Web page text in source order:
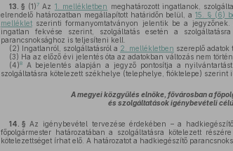
13. § (1)7 Az 1. mellékletben meghatározott ingatlanok,
elrendelő határozatban megállapított határidőn belül, a15. § (6)
mellékletszerinti formanyomtatványon jelentik be a jegyzőnek.
ingatlan fekvése szerint, szolgáltatás esetén a
parancsnoksághoz is teljesíteni kell.
(2) Ingatlanról, szolgáltatásról a 2. mellékletben szereplő adatok
(3) Ha az előző évi jelentés óta az adatokban változás nem
(4)8A bejelentés alapján a jegyző pontosítja a
szolgáltatásra kötelezett székhelye (telephelye, fióktelepe) szerint
A megyei közgyűlés elnöke, fővárosban a
és szolgáltatások igénybevételi
14. § Az igénybevétel tervezése érdekében – a
főpolgármester határozatában a szolgáltatásra kötelezett
kötelezettséget írhat elő. A határozatot a hadkiegészítő